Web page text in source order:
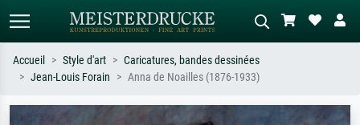
Recherchez par artiste, titre ou style –
Décrivez la scène – ex. prairie verte,
Accueil Style d'art
Caricatures, bandes dessinées
Jean-Louis Forain
Anna de Noailles (1876-1933)